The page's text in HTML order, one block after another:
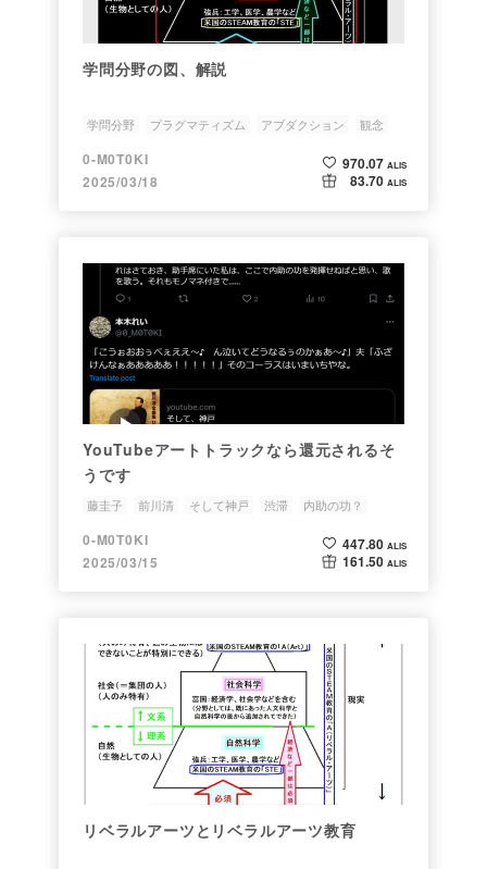
学問分野の図、解説
学問分野 プラグマティズム アブダクション
観念
概念
0-M0T0KI
2025/03/18
970.07 ALIS
83.70 ALIS
YouTubeアートトラックなら還元されるそ
うです
藤圭子 前川清 そして神戸 渋滞 内助の功？
0-M0T0KI
2025/03/15
447.80 ALIS
161.50 ALIS
リベラルアーツとリベラルアーツ教育